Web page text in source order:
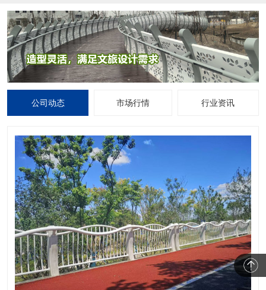
公司动态 市场行情 行业资讯